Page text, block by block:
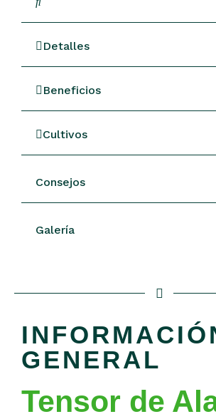
Detalles
Beneficios
Cultivos
Consejos
Galería
GENERAL
Tensor de